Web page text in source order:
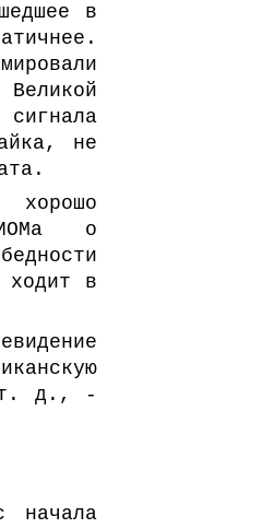
в
не
о
ходит в
т. д., -
начала